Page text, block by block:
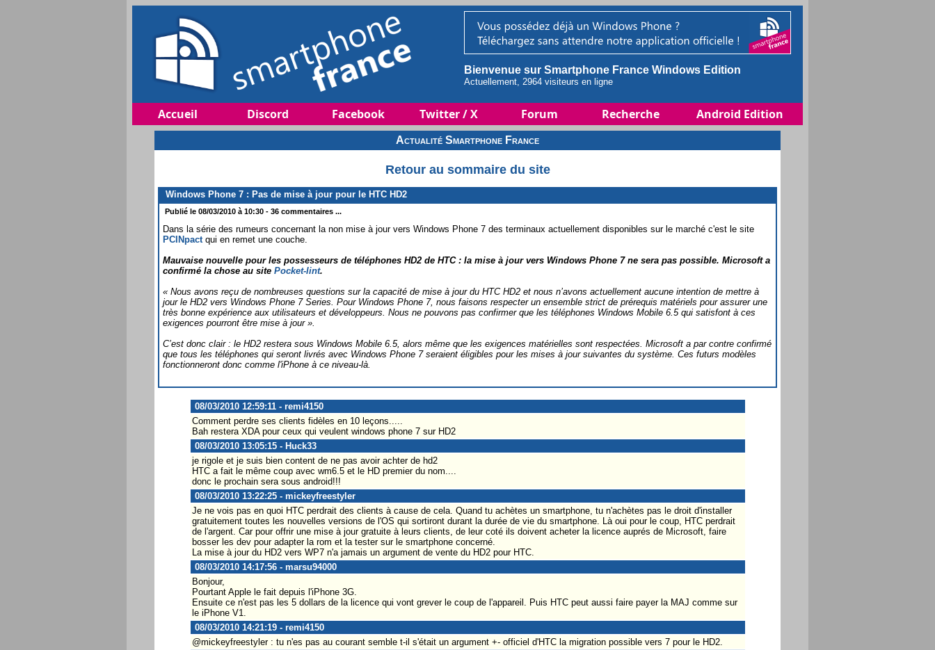
Bienvenue sur Smartphone France Windows Edition
Actuellement, 2964 visiteurs en ligne
Accueil Discord Facebook Twitter / X Forum Recherche Android Edition
Actualité Smartphone France
Retour au sommaire du site
Windows Phone 7 : Pas de mise à jour pour le HTC HD2
Publié le 08/03/2010 à 10:30 - 36 commentaires ...
Dans la série des rumeurs concernant la non mise à jour vers Windows Phone 7 des terminaux actuellement disponibles sur le marché c'est le site
PCINpact qui en remet une couche.
Mauvaise nouvelle pour les possesseurs de téléphones HD2 de HTC : la mise à jour vers Windows Phone 7 ne sera pas possible. Microsoft a
confirmé la chose au site Pocket-lint.
« Nous avons reçu de nombreuses questions sur la capacité de mise à jour du HTC HD2 et nous n’avons actuellement aucune intention de mettre à
jour le HD2 vers Windows Phone 7 Series. Pour Windows Phone 7, nous faisons respecter un ensemble strict de prérequis matériels pour assurer une
très bonne expérience aux utilisateurs et développeurs. Nous ne pouvons pas confirmer que les téléphones Windows Mobile 6.5 qui satisfont à ces
exigences pourront être mise à jour ».
C’est donc clair : le HD2 restera sous Windows Mobile 6.5, alors même que les exigences matérielles sont respectées. Microsoft a par contre confirmé
que tous les téléphones qui seront livrés avec Windows Phone 7 seraient éligibles pour les mises à jour suivantes du système. Ces futurs modèles
fonctionneront donc comme l'iPhone à ce niveau-là.
08/03/2010 12:59:11 - remi4150
Comment perdre ses clients fidèles en 10 leçons.....
Bah restera XDA pour ceux qui veulent windows phone 7 sur HD2
08/03/2010 13:05:15 - Huck33
je rigole et je suis bien content de ne pas avoir achter de hd2
HTC a fait le même coup avec wm6.5 et le HD premier du nom....
donc le prochain sera sous android!!!
08/03/2010 13:22:25 - mickeyfreestyler
Je ne vois pas en quoi HTC perdrait des clients à cause de cela. Quand tu achètes un smartphone, tu n'achètes pas le droit d'installer
gratuitement toutes les nouvelles versions de l'OS qui sortiront durant la durée de vie du smartphone. Là oui pour le coup, HTC perdrait
de l'argent. Car pour offrir une mise à jour gratuite à leurs clients, de leur coté ils doivent acheter la licence auprés de Microsoft, faire
bosser les dev pour adapter la rom et la tester sur le smartphone concerné.
La mise à jour du HD2 vers WP7 n'a jamais un argument de vente du HD2 pour HTC.
08/03/2010 14:17:56 - marsu94000
Bonjour,
Pourtant Apple le fait depuis l'iPhone 3G.
Ensuite ce n'est pas les 5 dollars de la licence qui vont grever le coup de l'appareil. Puis HTC peut aussi faire payer la MAJ comme sur
le iPhone V1.
08/03/2010 14:21:19 - remi4150
@mickeyfreestyler : tu n'es pas au courant semble t-il s'était un argument +- officiel d'HTC la migration possible vers 7 pour le HD2.